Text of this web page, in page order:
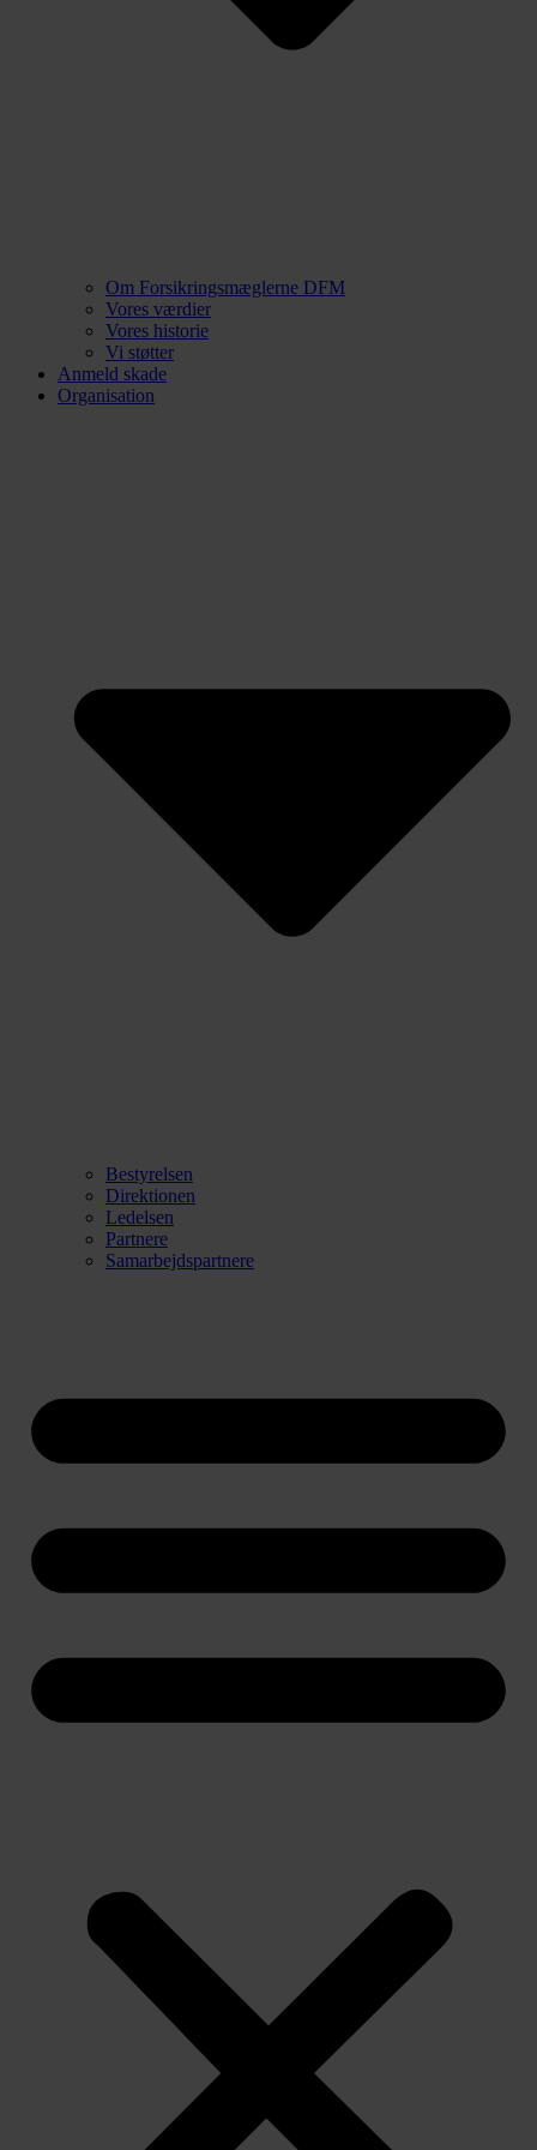
Om Forsikringsmæglerne DFM
Vores værdier
Vores historie
Vi støtter
Anmeld skade
Organisation
Bestyrelsen
Direktionen
Ledelsen
Partnere
Samarbejdspartnere